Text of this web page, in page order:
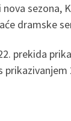
sezona,
dramske
prekida